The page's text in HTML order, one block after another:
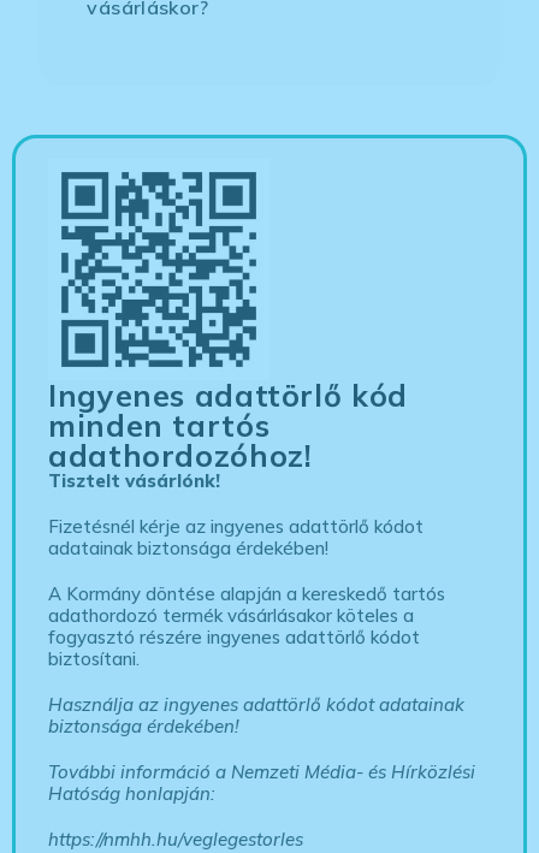
vásárláskor?
Ingyenes adattörlő kód
minden tartós
adathordozóhoz!
Tisztelt vásárlónk!
Fizetésnél kérje az ingyenes adattörlő kódot
adatainak biztonsága érdekében!
A Kormány döntése alapján a kereskedő tartós
adathordozó termék vásárlásakor köteles a
fogyasztó részére ingyenes adattörlő kódot
biztosítani.
Használja az ingyenes adattörlő kódot adatainak
biztonsága érdekében!
További információ a Nemzeti Média- és Hírközlési
Hatóság honlapján:
https://nmhh.hu/veglegestorles